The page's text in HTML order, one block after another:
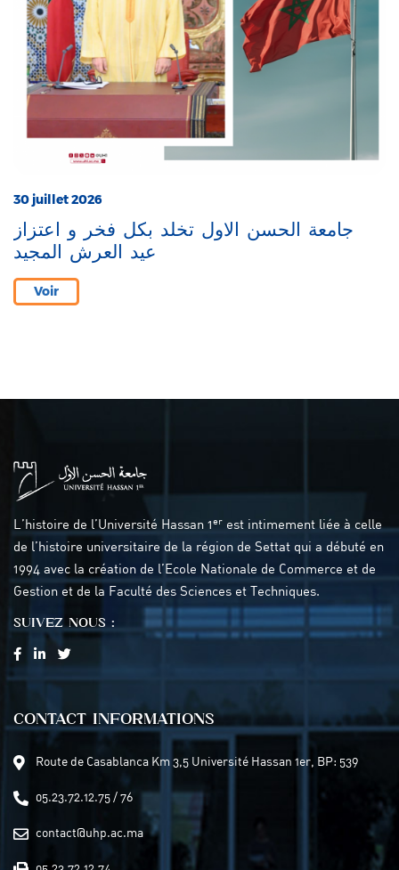
30 juillet 2026
جامعة الحسن الاول تخلد بكل فخر و اعتزاز
عيد العرش المجيد
Voir
L’histoire de l’Université Hassan 1er est intimement liée à celle
de l’histoire universitaire de la région de Settat qui a débuté en
1994 avec la création de l’Ecole Nationale de Commerce et de
Gestion et de la Faculté des Sciences et Techniques.
SUIVEZ NOUS :
CONTACT INFORMATIONS
Route de Casablanca Km 3,5 Université Hassan 1er, BP: 539
05.23.72.12.75 / 76
contact@uhp.ac.ma